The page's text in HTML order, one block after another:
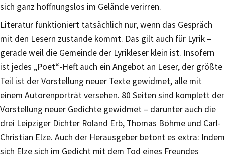
sich ganz hoffnungslos im Gelände verirren.
Literatur funktioniert tatsächlich nur, wenn das Gespräch
mit den Lesern zustande kommt. Das gilt auch für Lyrik –
gerade weil die Gemeinde der Lyrikleser klein ist. Insofern
ist jedes „Poet“-Heft auch ein Angebot an Leser, der größte
Teil ist der Vorstellung neuer Texte gewidmet, alle mit
einem Autorenporträt versehen. 80 Seiten sind komplett der
Vorstellung neuer Gedichte gewidmet – darunter auch die
drei Leipziger Dichter Roland Erb, Thomas Böhme und Carl-
Christian Elze. Auch der Herausgeber betont es extra: Indem
sich Elze sich im Gedicht mit dem Tod eines Freundes